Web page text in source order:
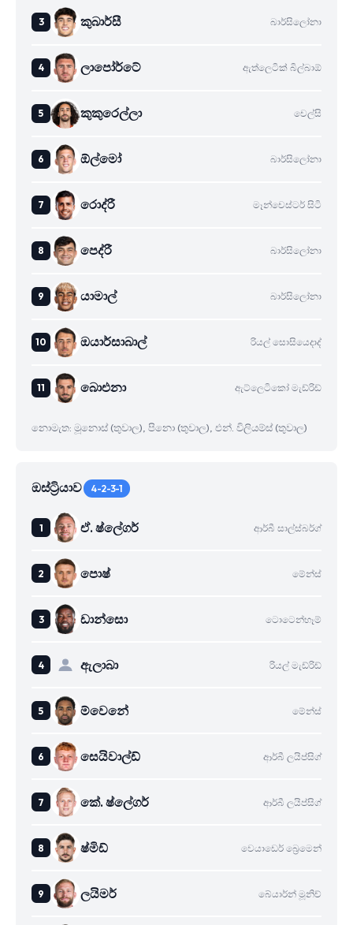
කුබාර්සී බාර්සිලෝනා
ලාපෝර්ටේ ඇත්ලෙටික් බිල්බාඕ
කුකුරෙල්ලා චෙල්සි
ඕල්මෝ බාර්සිලෝනා
රොද්රී මෑන්චෙස්ටර් සිටි
පෙද්රී බාර්සිලෝනා
යාමාල් බාර්සිලෝනා
ඔයාර්සාබාල් රියල් සොසියෙදාද්
බාෙඑනා ඇට්ලෙටිකෝ මැඩ්රිඩ්
නොමැත: මූනොස් (තුවාල), පිනො (තුවාල), එන්. විලියම්ස් (තුවාල)
ඔස්ට්‍රියාව 4-2-3-1
ඒ. ෂ්ලේගර් ආර්බී සාල්ස්බර්ග්
පොෂ් මේන්ස්
ඩාන්සො ටොටෙන්හෑම්
ඇලාබා රියල් මැඩ්රිඩ්
ම්වෙනේ මේන්ස්
සෙයිවාල්ඩ් ආර්බී ලයිප්සිග්
කේ. ෂ්ලේගර් ආර්බී ලයිප්සිග්
ෂ්මිඩ් වෙයාඩෙර් බ්‍රෙමෙන්
ලයිමර් බේයාර්න් මූනිච්